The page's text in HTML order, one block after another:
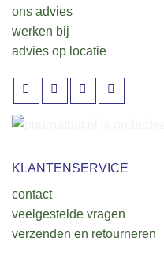
ons advies
werken bij
advies op locatie
KLANTENSERVICE
contact
veelgestelde vragen
verzenden en retourneren